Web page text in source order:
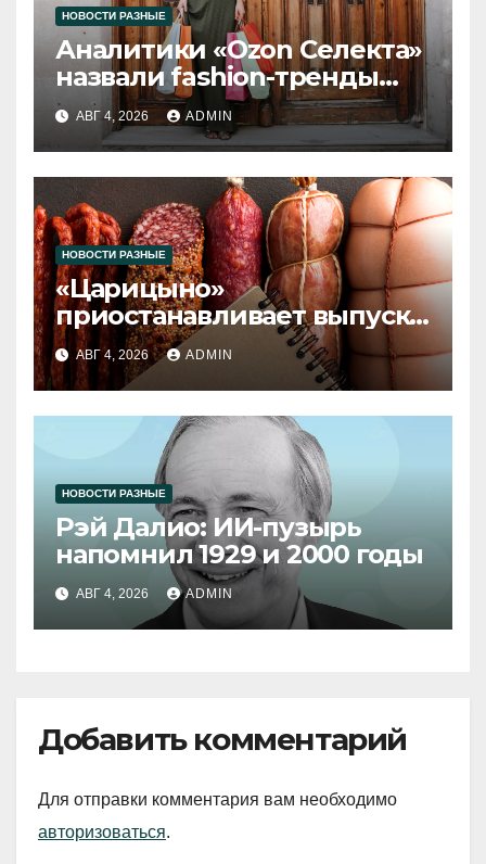
НОВОСТИ РАЗНЫЕ
Аналитики «Ozon Селекта»
назвали fashion-тренды
2026 года
АВГ 4, 2026 ADMIN
НОВОСТИ РАЗНЫЕ
«Царицыно»
приостанавливает выпуск
продукции
АВГ 4, 2026 ADMIN
НОВОСТИ РАЗНЫЕ
Рэй Далио: ИИ-пузырь
напомнил 1929 и 2000 годы
АВГ 4, 2026 ADMIN
Добавить комментарий
Для отправки комментария вам необходимо
авторизоваться.